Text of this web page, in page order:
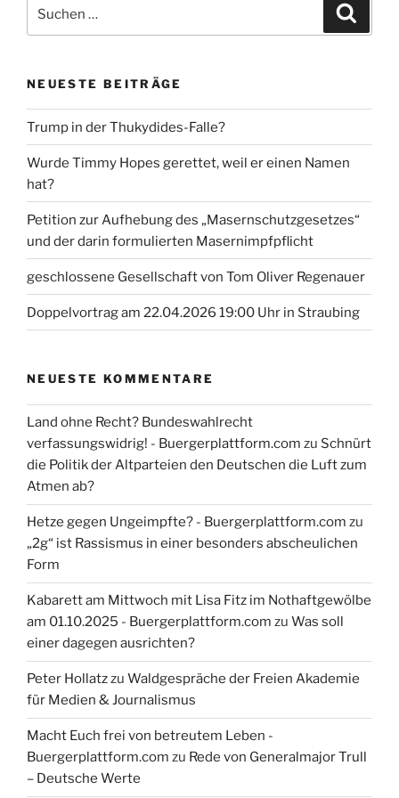
nach:
NEUESTE BEITRÄGE
Trump in der Thukydides-Falle?
Wurde Timmy Hopes gerettet, weil er einen Namen
hat?
Petition zur Aufhebung des „Masernschutzgesetzes“
und der darin formulierten Masernimpfpflicht
geschlossene Gesellschaft von Tom Oliver Regenauer
Doppelvortrag am 22.04.2026 19:00 Uhr in Straubing
NEUESTE KOMMENTARE
Land ohne Recht? Bundeswahlrecht
verfassungswidrig! - Buergerplattform.com zu Schnürt
die Politik der Altparteien den Deutschen die Luft zum
Atmen ab?
Hetze gegen Ungeimpfte? - Buergerplattform.com zu
„2g“ ist Rassismus in einer besonders abscheulichen
Form
Kabarett am Mittwoch mit Lisa Fitz im Nothaftgewölbe
am 01.10.2025 - Buergerplattform.com zu Was soll
einer dagegen ausrichten?
Peter Hollatzzu Waldgespräche der Freien Akademie
für Medien & Journalismus
Macht Euch frei von betreutem Leben -
Buergerplattform.com zu Rede von Generalmajor Trull
– Deutsche Werte